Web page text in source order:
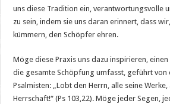
uns diese Tradition ein, verantwortungsvolle
zu sein, indem sie uns daran erinnert, dass
kümmern, den Schöpfer ehren.
Möge diese Praxis uns dazu inspirieren,
die gesamte Schöpfung umfasst, geführt von
Psalmisten: „Lobt den Herrn, alle seine
Herrschaft!“ (Ps 103,22). Möge jeder Segen,